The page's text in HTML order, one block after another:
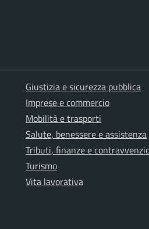
Giustizia e sicurezza pubblica
Imprese e commercio
Mobilità e trasporti
Salute, benessere e assistenza
Tributi, finanze e
Turismo
Vita lavorativa